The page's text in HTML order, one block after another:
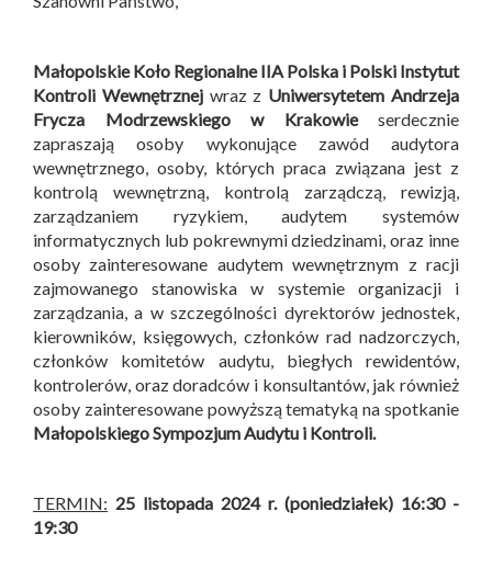
Małopolskie Koło Regionalne IIA Polska i Polski Instytut
Kontroli Wewnętrznejwraz z Uniwersytetem Andrzeja
Frycza Modrzewskiego w Krakowieserdecznie
zapraszają osoby wykonujące zawód audytora
wewnętrznego, osoby, których praca związana jest z
kontrolą wewnętrzną, kontrolą zarządczą, rewizją,
zarządzaniem ryzykiem, audytem systemów
informatycznych lub pokrewnymi dziedzinami, oraz inne
osoby zainteresowane audytem wewnętrznym z racji
zajmowanego stanowiska w systemie organizacji i
zarządzania, a w szczególności dyrektorów jednostek,
kierowników, księgowych, członków rad nadzorczych,
członków komitetów audytu, biegłych rewidentów,
kontrolerów, oraz doradców i konsultantów, jak również
osoby zainteresowane powyższą tematyką na spotkanie
Małopolskiego Sympozjum Audytu i Kontroli.
TERMIN: 25 listopada 2024 r. (poniedziałek) 16:30 -
19:30